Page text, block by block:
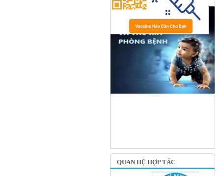
QUAN HỆ HỢP TÁC